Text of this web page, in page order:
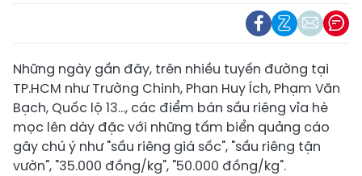
Những ngày gần đây, trên nhiều tuyến đường tại
TP.HCM như Trường Chinh, Phan Huy Ích, Phạm Văn
Bạch, Quốc lộ 13..., các điểm bán sầu riêng vỉa hè
mọc lên dày đặc với những tấm biển quảng cáo
gây chú ý như "sầu riêng giá sốc", "sầu riêng tận
vườn", "35.000 đồng/kg", "50.000 đồng/kg".